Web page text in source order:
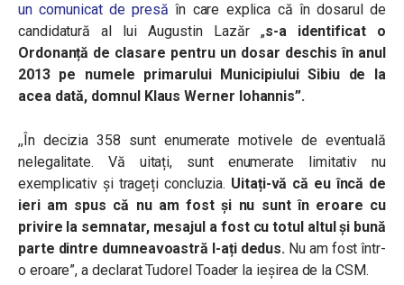
un comunicat de presă în care explica că în dosarul de
candidatură al lui Augustin Lazăr „s-a identificat o
Ordonanță de clasare pentru un dosar deschis în anul
2013 pe numele primarului Municipiului Sibiu de la
acea dată, domnul Klaus Werner Iohannis”.
,,În decizia 358 sunt enumerate motivele de eventuală
nelegalitate. Vă uitați, sunt enumerate limitativ nu
exemplicativ și trageți concluzia. Uitați-vă că eu încă de
ieri am spus că nu am fost și nu sunt în eroare cu
privire la semnatar, mesajul a fost cu totul altul și bună
parte dintre dumneavoastră l-ați dedus. Nu am fost într-
o eroare”, a declarat Tudorel Toader la ieșirea de la CSM.